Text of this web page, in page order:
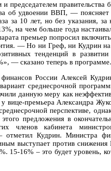
председателем правительства
об удвоении ВВП, —
за 10 лет, но без указания, за
на чем больше года
премьер попросил
— Но ни Греф, ни Кудрин на
тенденций в развитии
— сказано теперь в программе.
России Алексей
среднесрочной
данную меру как
вице-премьера Александра
перспективе,
предложения в
членов кабинета
отметил Кудрин. Министра
выступает против
15-16% – это будет уровень,